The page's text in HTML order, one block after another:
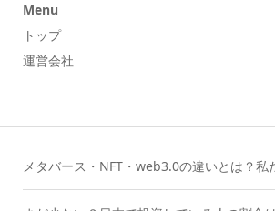
Menu
トップ
運営会社
メタバース・NFT・web3.0の違いとは？私